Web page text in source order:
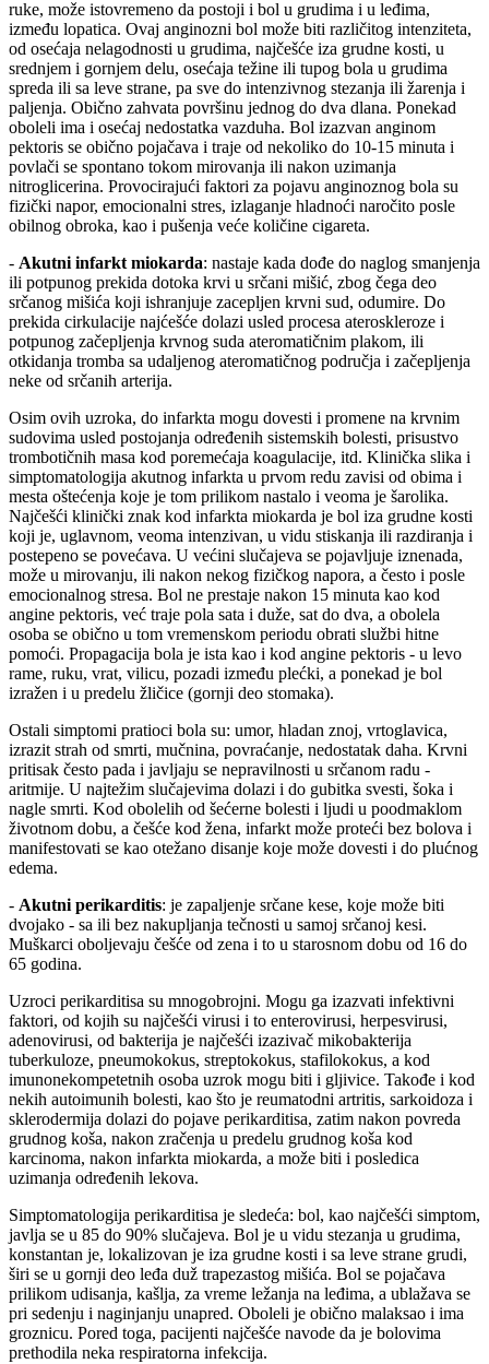
ruke, može istovremeno da postoji i bol u grudima i u leđima,
između lopatica. Ovaj anginozni bol može biti različitog intenziteta,
od osećaja nelagodnosti u grudima, najčešće iza grudne kosti, u
srednjem i gornjem delu, osećaja težine ili tupog bola u grudima
spreda ili sa leve strane, pa sve do intenzivnog stezanja ili žarenja i
paljenja. Obično zahvata površinu jednog do dva dlana. Ponekad
oboleli ima i osećaj nedostatka vazduha. Bol izazvan anginom
pektoris se obično pojačava i traje od nekoliko do 10-15 minuta i
povlači se spontano tokom mirovanja ili nakon uzimanja
nitroglicerina. Provocirajući faktori za pojavu anginoznog bola su
fizički napor, emocionalni stres, izlaganje hladnoći naročito posle
obilnog obroka, kao i pušenja veće količine cigareta.
- Akutni infarkt miokarda: nastaje kada dođe do naglog smanjenja
ili potpunog prekida dotoka krvi u srčani mišić, zbog čega deo
srčanog mišića koji ishranjuje zacepljen krvni sud, odumire. Do
prekida cirkulacije najćešće dolazi usled procesa ateroskleroze i
potpunog začepljenja krvnog suda ateromatičnim plakom, ili
otkidanja tromba sa udaljenog ateromatičnog područja i začepljenja
neke od srčanih arterija.
Osim ovih uzroka, do infarkta mogu dovesti i promene na krvnim
sudovima usled postojanja određenih sistemskih bolesti, prisustvo
trombotičnih masa kod poremećaja koagulacije, itd. Klinička slika i
simptomatologija akutnog infarkta u prvom redu zavisi od obima i
mesta oštećenja koje je tom prilikom nastalo i veoma je šarolika.
Najčešći klinički znak kod infarkta miokarda je bol iza grudne kosti
koji je, uglavnom, veoma intenzivan, u vidu stiskanja ili razdiranja i
postepeno se povećava. U većini slučajeva se pojavljuje iznenada,
može u mirovanju, ili nakon nekog fizičkog napora, a često i posle
emocionalnog stresa. Bol ne prestaje nakon 15 minuta kao kod
angine pektoris, već traje pola sata i duže, sat do dva, a obolela
osoba se obično u tom vremenskom periodu obrati službi hitne
pomoći. Propagacija bola je ista kao i kod angine pektoris - u levo
rame, ruku, vrat, vilicu, pozadi između plećki, a ponekad je bol
izražen i u predelu žličice (gornji deo stomaka).
Ostali simptomi pratioci bola su: umor, hladan znoj, vrtoglavica,
izrazit strah od smrti, mučnina, povraćanje, nedostatak daha. Krvni
pritisak često pada i javljaju se nepravilnosti u srčanom radu -
aritmije. U najtežim slučajevima dolazi i do gubitka svesti, šoka i
nagle smrti. Kod obolelih od šećerne bolesti i ljudi u poodmaklom
životnom dobu, a češće kod žena, infarkt može proteći bez bolova i
manifestovati se kao otežano disanje koje može dovesti i do plućnog
edema.
- Akutni perikarditis: je zapaljenje srčane kese, koje može biti
dvojako - sa ili bez nakupljanja tečnosti u samoj srčanoj kesi.
Muškarci oboljevaju češće od zena i to u starosnom dobu od 16 do
65 godina.
Uzroci perikarditisa su mnogobrojni. Mogu ga izazvati infektivni
faktori, od kojih su najčešći virusi i to enterovirusi, herpesvirusi,
adenovirusi, od bakterija je najčešći izazivač mikobakterija
tuberkuloze, pneumokokus, streptokokus, stafilokokus, a kod
imunonekompetetnih osoba uzrok mogu biti i gljivice. Takođe i kod
nekih autoimunih bolesti, kao što je reumatodni artritis, sarkoidoza i
sklerodermija dolazi do pojave perikarditisa, zatim nakon povreda
grudnog koša, nakon zračenja u predelu grudnog koša kod
karcinoma, nakon infarkta miokarda, a može biti i posledica
uzimanja određenih lekova.
Simptomatologija perikarditisa je sledeća: bol, kao najčešći simptom,
javlja se u 85 do 90% slučajeva. Bol je u vidu stezanja u grudima,
konstantan je, lokalizovan je iza grudne kosti i sa leve strane grudi,
širi se u gornji deo leđa duž trapezastog mišića. Bol se pojačava
prilikom udisanja, kašlja, za vreme ležanja na leđima, a ublažava se
pri sedenju i naginjanju unapred. Oboleli je obično malaksao i ima
groznicu. Pored toga, pacijenti najčešće navode da je bolovima
prethodila neka respiratorna infekcija.